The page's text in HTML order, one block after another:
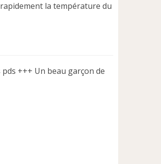
la température du
+++ Un beau garçon de